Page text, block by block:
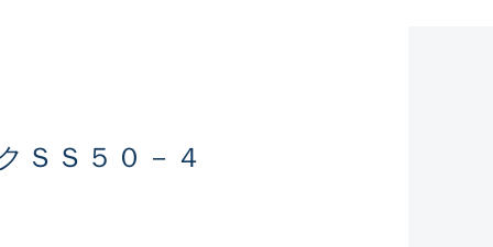
ＳＳ５０－４